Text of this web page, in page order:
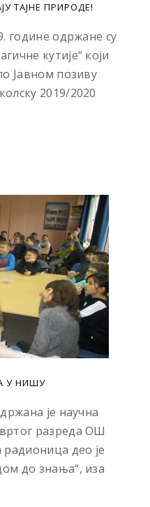
ТАЈНЕ ПРИРОДЕ!
године одржане су
кутије“ који
Јавном позиву
2019/2020
У НИШУ
је научна
разреда ОШ
део је
до знања“, иза